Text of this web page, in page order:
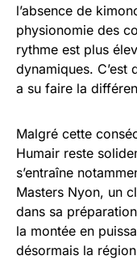
l’absence de
physionomie des
rythme est plus
dynamiques. C’est
a su faire la
Malgré cette
Humair reste
s’entraîne
Masters Nyon, un
dans sa
la montée en
désormais la